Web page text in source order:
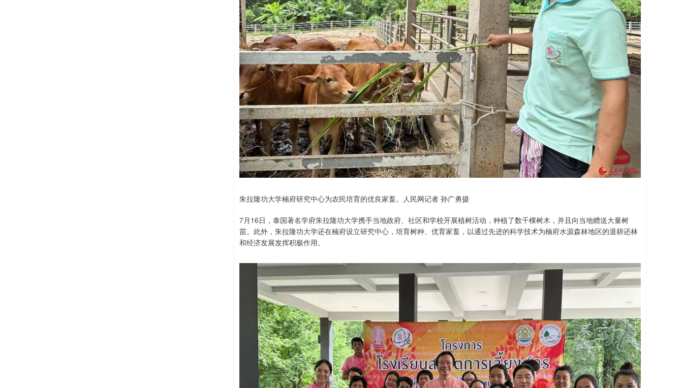
朱拉隆功大学楠府研究中心为农民培育的优良家畜。人民网记者 孙广勇摄
7月16日，泰国著名学府朱拉隆功大学携手当地政府、社区和学校开展植树活动，种植了数千棵树木，并且向当地赠送大量树
苗。此外，朱拉隆功大学还在楠府设立研究中心，培育树种、优育家畜，以通过先进的科学技术为楠府水源森林地区的退耕还林
和经济发展发挥积极作用。